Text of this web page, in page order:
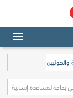
والحوثيين في جبهات